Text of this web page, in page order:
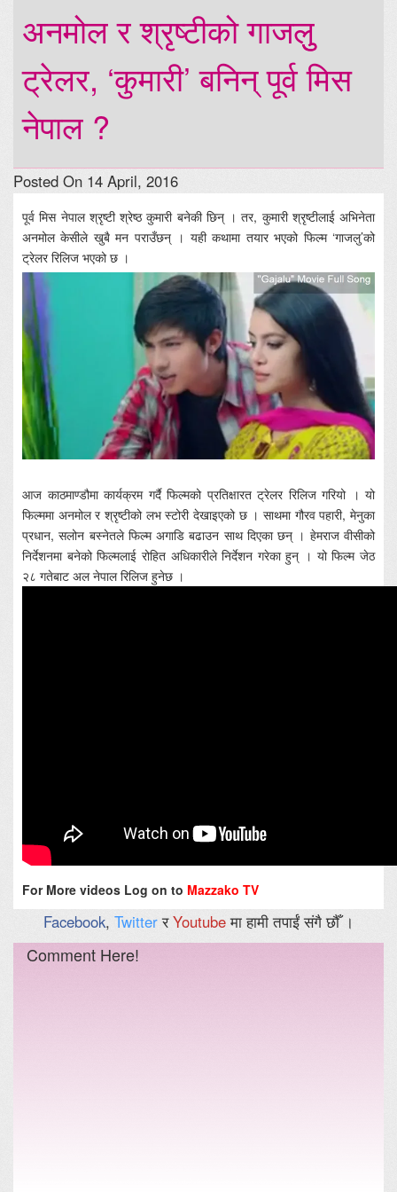
अनमोल र श्रृष्टीको गाजलुु
ट्रेलर, ‘कुमारी’ बनिन् पूर्व मिस
नेपाल ?
Posted On 14 April, 2016
पूर्व मिस नेपाल श्रृष्टी श्रेष्ठ कुमारी बनेकी छिन् । तर, कुमारी श्रृष्टीलाई अभिनेता
अनमोल केसीले खुबै मन पराउँछन् । यही कथामा तयार भएको फिल्म ‘गाजलु’को
ट्रेलर रिलिज भएको छ ।
आज काठमाण्डौमा कार्यक्रम गर्दै फिल्मको प्रतिक्षारत ट्रेलर रिलिज गरियो । यो
फिल्ममा अनमोल र श्रृष्टीको लभ स्टोरी देखाइएको छ । साथमा गौरव पहारी, मेनुका
प्रधान, सलोन बस्नेतले फिल्म अगाडि बढाउन साथ दिएका छन् । हेमराज वीसीको
निर्देशनमा बनेको फिल्मलाई रोहित अधिकारीले निर्देशन गरेका हुन् । यो फिल्म जेठ
२८ गतेबाट अल नेपाल रिलिज हुनेछ ।
For More videos Log on to Mazzako TV
Facebook, TwitterरYoutubeमा हामी तपाईं संगै छौँ ।
Comment Here!